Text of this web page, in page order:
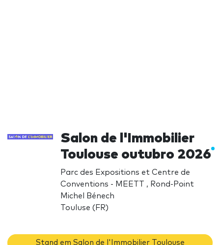
Salon de l'Immobilier
Toulouse outubro 2026
Parc des Expositions et Centre de
Conventions - MEETT , Rond-Point
Michel Bénech
Touluse (FR)
Stand em Salon de l'Immobilier Toulouse